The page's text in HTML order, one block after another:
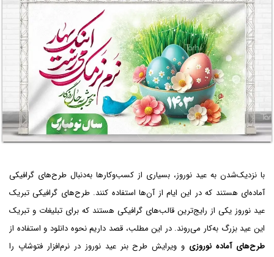
با نزدیک‌شدن به عید نوروز، بسیاری از کسب‌وکارها به‌دنبال طرح‌های گرافیکی
آماده‌ای هستند که در این ایام از آن‌ها استفاده کنند. طرح‌های گرافیکی تبریک
عید نوروز یکی از رایج‌ترین قالب‌های گرافیکی هستند که برای تبلیغات و تبریک
این عید بزرگ به‌کار می‌روند. در این مطلب، قصد داریم نحوه دانلود و استفاده از
طرح‌های آماده نوروزی و ویرایش طرح بنر عید نوروز در نرم‌افزار فتوشاپ را